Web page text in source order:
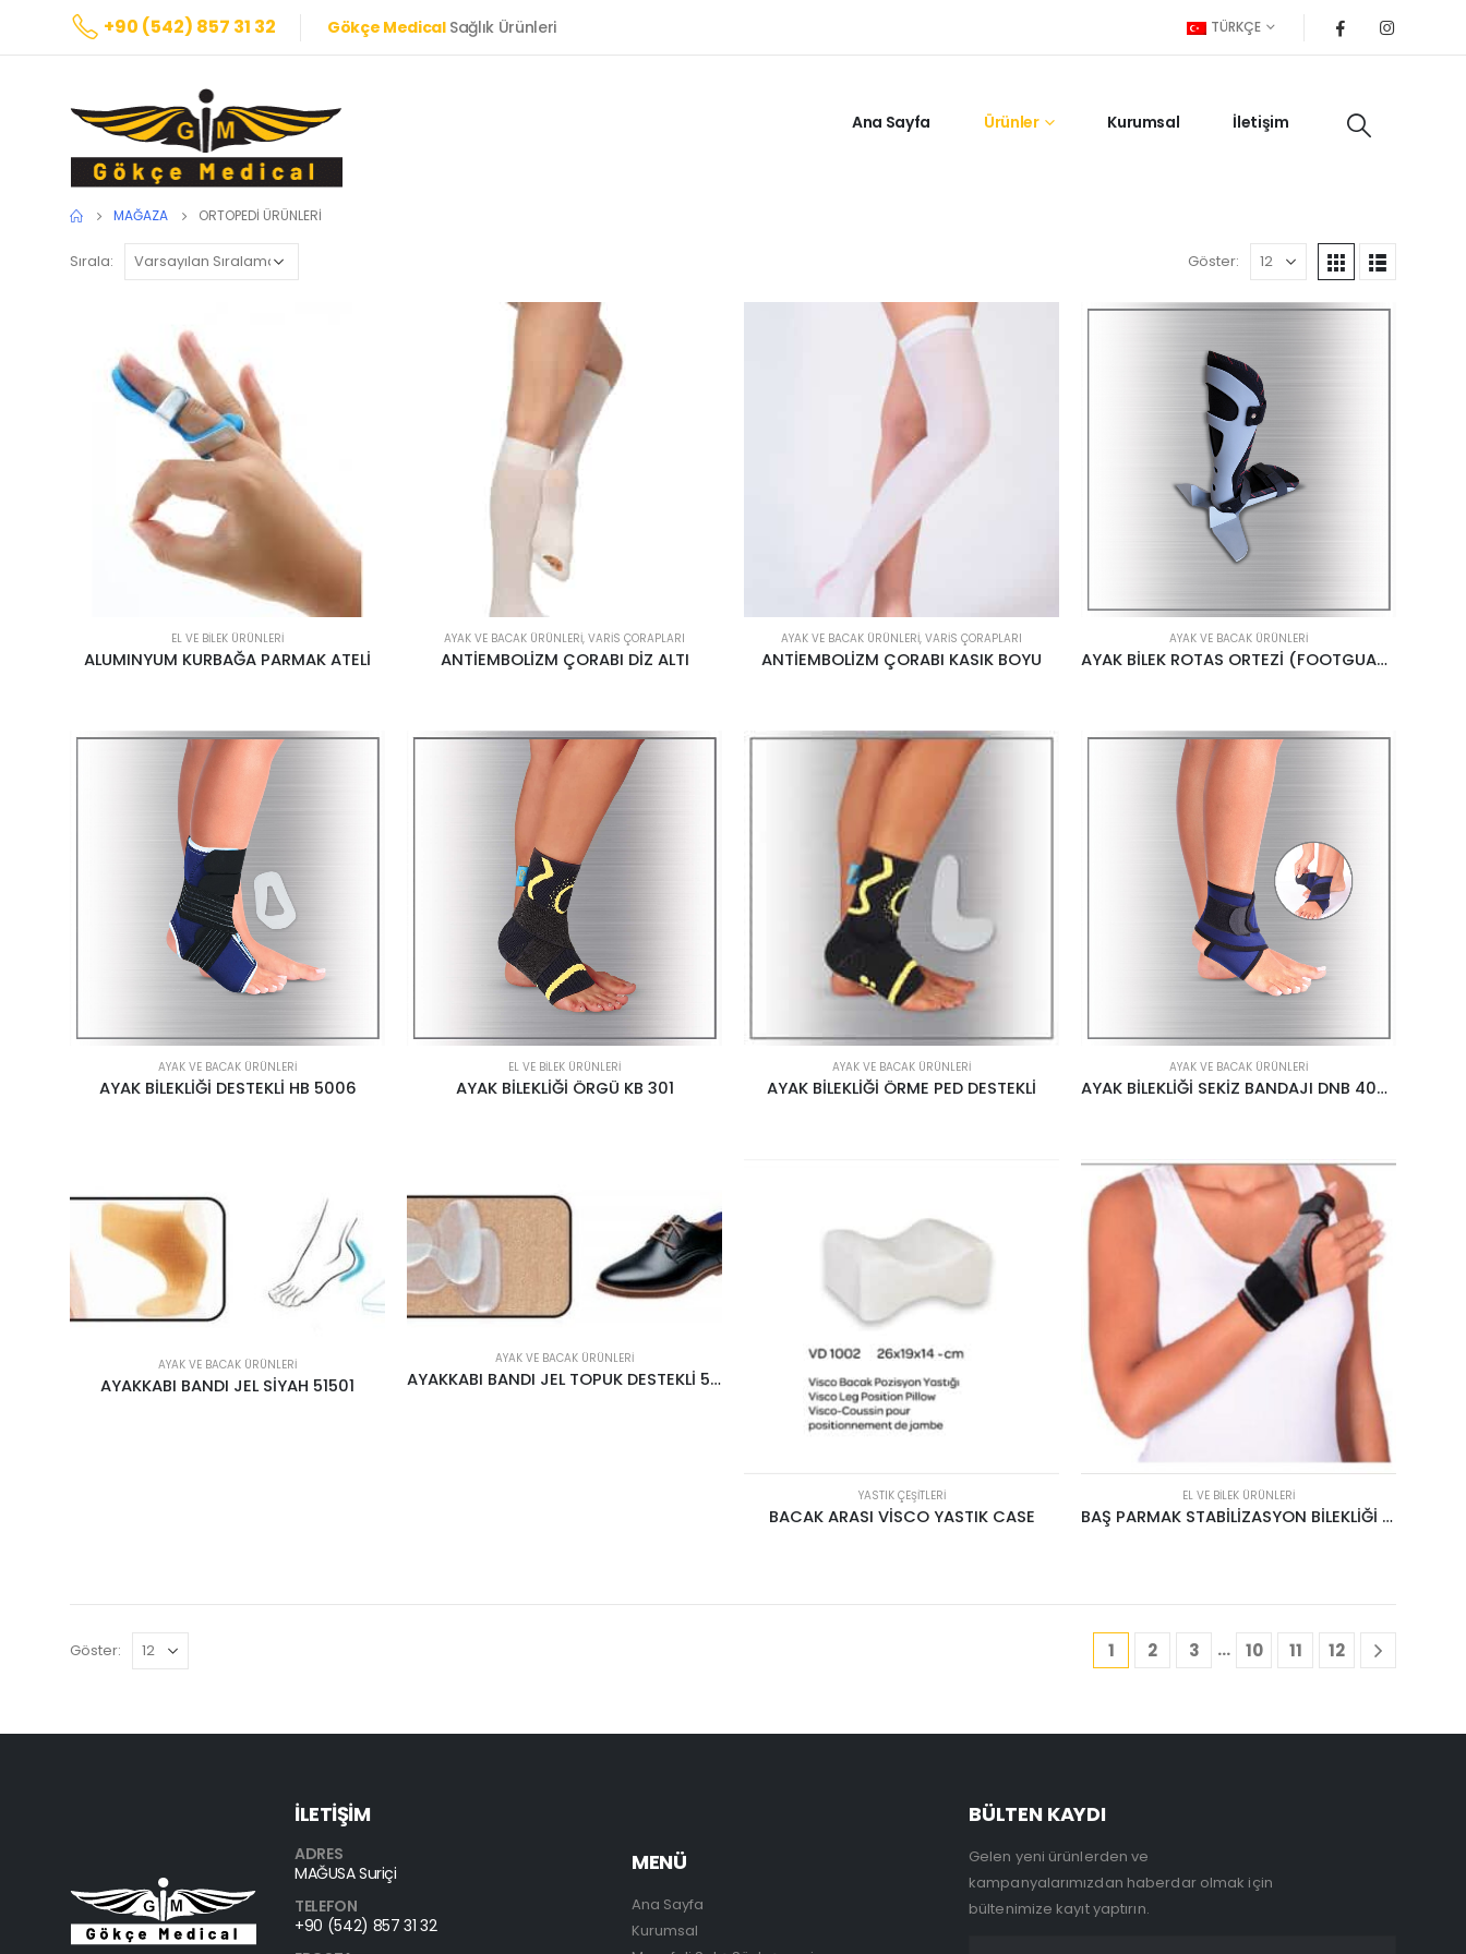
+90 (542) 857 31 32 Gökçe MedicalSağlık Ürünleri TÜRKÇE
Ana Sayfa Ürünler Kurumsal İletişim
MAĞAZA ORTOPEDI ÜRÜNLERI
Sırala: Göster:
EL VE BILEK ÜRÜNLERI
ALUMINYUM KURBAĞA PARMAK ATELİ
AYAK VE BACAK ÜRÜNLERI, VARIS ÇORAPLARI
ANTİEMBOLİZM ÇORABI DİZ ALTI
AYAK VE BACAK ÜRÜNLERI, VARIS ÇORAPLARI
ANTİEMBOLİZM ÇORABI KASIK BOYU
AYAK VE BACAK ÜRÜNLERI
AYAK BİLEK ROTAS ORTEZİ (FOOTGUARD)
AYAK VE BACAK ÜRÜNLERI
AYAK BİLEKLİĞİ DESTEKLİ HB 5006
EL VE BILEK ÜRÜNLERI
AYAK BİLEKLİĞİ ÖRGÜ KB 301
AYAK VE BACAK ÜRÜNLERI
AYAK BİLEKLİĞİ ÖRME PED DESTEKLİ
AYAK VE BACAK ÜRÜNLERI
AYAK BİLEKLİĞİ SEKİZ BANDAJI DNB 406 CASE
AYAK VE BACAK ÜRÜNLERI
AYAKKABI BANDI JEL SİYAH 51501
AYAK VE BACAK ÜRÜNLERI
AYAKKABI BANDI JEL TOPUK DESTEKLİ 51201
YASTIK ÇEŞITLERI
BACAK ARASI VİSCO YASTIK CASE
EL VE BILEK ÜRÜNLERI
BAŞ PARMAK STABİLİZASYON BİLEKLİĞİ KB433
Göster: 1 2 3 … 10 11 12
İLETİŞİM
ADRES
MAĞUSA Suriçi
TELEFON
+90 (542) 857 31 32
MENÜ
Ana Sayfa
Kurumsal
BÜLTEN KAYDI
Gelen yeni ürünlerden ve
kampanyalarımızdan haberdar olmak için
bültenimize kayıt yaptırın.